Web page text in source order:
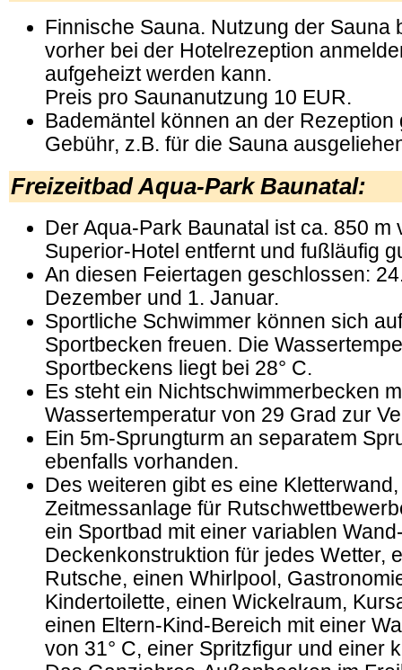
Finnische Sauna. Nutzung der Sauna
vorher bei der Hotelrezeption
aufgeheizt werden kann.
Preis pro Saunanutzung 10 EUR.
Bademäntel können an der Rezeption
Gebühr, z.B. für die Sauna
Freizeitbad Aqua-Park Baunatal:
Der Aqua-Park Baunatal ist ca. 850 m
Superior-Hotel entfernt und fußläufig
An diesen Feiertagen geschlossen:
Dezember und 1. Januar.
Sportliche Schwimmer können sich
Sportbecken freuen. Die
Sportbeckens liegt bei 28° C.
Es steht ein Nichtschwimmerbecken
Wassertemperatur von 29 Grad zur
Ein 5m-Sprungturm an separatem
ebenfalls vorhanden.
Des weiteren gibt es eine
Zeitmessanlage für
ein Sportbad mit einer variablen
Deckenkonstruktion für jedes Wetter,
Rutsche, einen Whirlpool,
Kindertoilette, einen Wickelraum,
einen Eltern-Kind-Bereich mit einer
von 31° C, einer Spritzfigur und einer